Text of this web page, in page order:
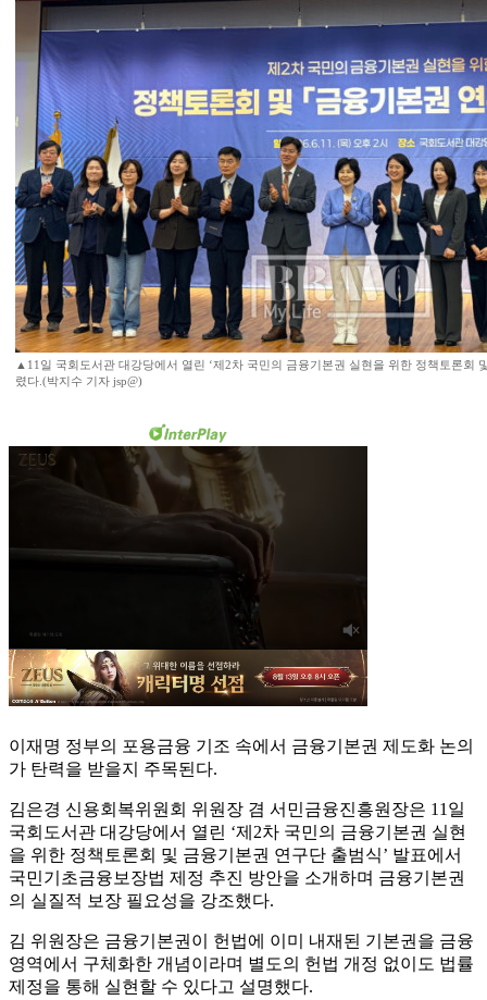
▲11일 국회도서관 대강당에서 열린 ‘제2차 국민의 금융기본권 실현을 위한 정책토론회
렸다.(박지수 기자 jsp@)
이재명 정부의 포용금융 기조 속에서 금융기본권 제도화 논의
가 탄력을 받을지 주목된다.
김은경 신용회복위원회 위원장 겸 서민금융진흥원장은 11일
국회도서관 대강당에서 열린 ‘제2차 국민의 금융기본권 실현
을 위한 정책토론회 및 금융기본권 연구단 출범식’ 발표에서
국민기초금융보장법 제정 추진 방안을 소개하며 금융기본권
의 실질적 보장 필요성을 강조했다.
김 위원장은 금융기본권이 헌법에 이미 내재된 기본권을 금융
영역에서 구체화한 개념이라며 별도의 헌법 개정 없이도 법률
제정을 통해 실현할 수 있다고 설명했다.